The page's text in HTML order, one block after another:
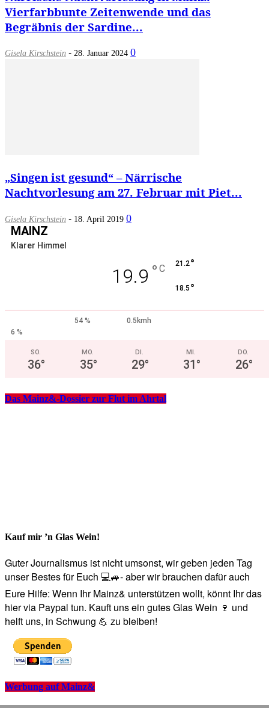
Vierfarbbunte Zeitenwende und das
Begräbnis der Sardine...
Gisela Kirschstein - 28. Januar 2024 0
„Singen ist gesund“ – Närrische
Nachtvorlesung am 27. Februar mit Piet...
Gisela Kirschstein - 18. April 2019 0
MAINZ
Klarer Himmel
19.9 ° C 21.2°
18.5 °
54 %
0.5kmh
6 %
SO.
36°
MO.
35°
DI.
29°
MI.
31°
DO.
26°
Das Mainz&-Dossier zur Flut im Ahrtal
Kauf mir ’n Glas Wein!
Guter Journalismus ist nicht umsonst, wir geben jeden Tag
unser Bestes für Euch 💻🚙- aber wir brauchen dafür auch
Eure Hilfe: Wenn Ihr Mainz& unterstützen wollt, könnt Ihr das
hier via Paypal tun. Kauft uns ein gutes Glas Wein 🍷 und
helft uns, in Schwung 💪 zu bleiben!
Werbung auf Mainz&